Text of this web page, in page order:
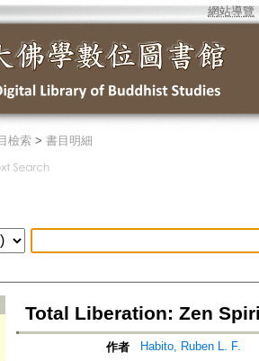
網站導覽
檢索 > 書目明細
Total Liberation: Zen
作者 Habito, Ruben L. F.